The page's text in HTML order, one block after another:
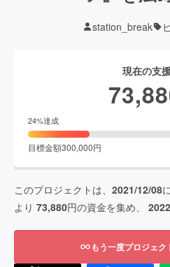
station_break
現在の支
24%達成
目標金額300,000円
このプロジェクトは、 2021/12/08
より 73,880円の資金を集め、
もう一度プロジェ